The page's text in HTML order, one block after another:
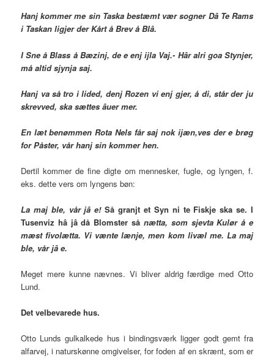
Hanj kommer me sin Taska bestæmt vær sogner Dâ Te Rams
i Taskan ligjer der Kårt å Brev å Blâ.
I Sne å Blass å Bæzinj, de e enj ijla Vaj.- Hâr alri goa Stynjer,
må altid sjynja saj.
Hanj va så tro i lided, denj Rozen vi enj gjer, å di, står der ju
skrevved, ska sættes âuer mer.
En læt benømmen Rota Nels får saj nok ijæn,ves der e brøg
for Påster, vår hanj sin kommer hen.
Dertil kommer de fine digte om mennesker, fugle, og lyngen, f.
eks. dette vers om lyngens bøn:
La maj ble, vår jâ e!Så granjt et Syn ni te Fiskje ska se. I
Tusenviz hâ jâ då Blomster så nætta, som sjevta Kulør å e
mæst fivolætta. Vi vænte lænje, men kom livæl me. La maj
ble, vår jâ e.
Meget mere kunne nævnes. Vi bliver aldrig færdige med Otto
Lund.
Det velbevarede hus.
Otto Lunds gulkalkede hus i bindingsværk ligger godt gemt fra
alfarvej, i naturskønne omgivelser, for foden af en skrænt, som er